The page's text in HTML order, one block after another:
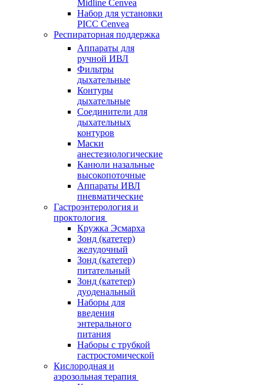
Midline Cenvea
Набор для установки
PICC Cenvea
Респираторная поддержка
Аппараты для
ручной ИВЛ
Фильтры
дыхательные
Контуры
дыхательные
Соединители для
дыхательных
контуров
Маски
анестезиологические
Канюли назальные
высокопоточные
Аппараты ИВЛ
пневматические
Гастроэнтерология и
проктология
Кружка Эсмарха
Зонд (катетер)
желудочный
Зонд (катетер)
питательный
Зонд (катетер)
дуоденальный
Наборы для
введения
энтерального
питания
Наборы с трубкой
гастростомической
Кислородная и
аэрозольная терапия